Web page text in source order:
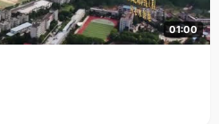
01:00